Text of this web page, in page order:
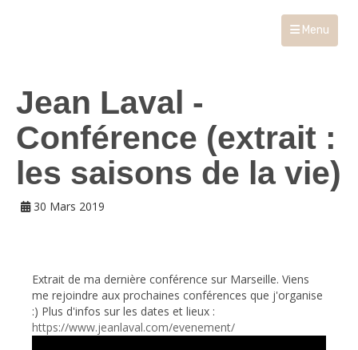
Menu
Jean Laval -
Conférence (extrait :
les saisons de la vie)
30 Mars 2019
Extrait de ma dernière conférence sur Marseille. Viens
me rejoindre aux prochaines conférences que j'organise
:) Plus d'infos sur les dates et lieux :
https://www.jeanlaval.com/evenement/